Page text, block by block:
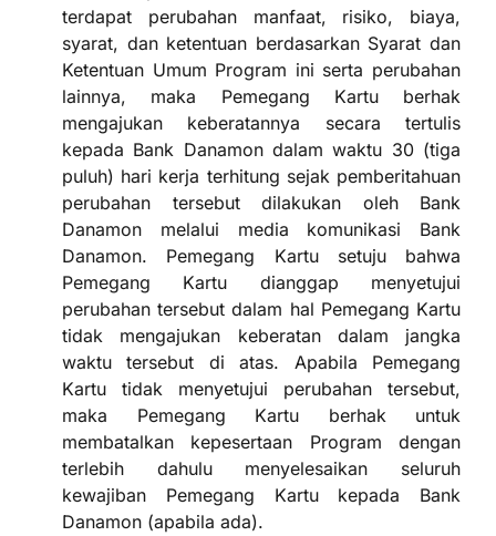
terdapat perubahan manfaat, risiko, biaya,
syarat, dan ketentuan berdasarkan Syarat dan
Ketentuan Umum Program ini serta perubahan
lainnya, maka Pemegang Kartu berhak
mengajukan keberatannya secara tertulis
kepada Bank Danamon dalam waktu 30 (tiga
puluh) hari kerja terhitung sejak pemberitahuan
perubahan tersebut dilakukan oleh Bank
Danamon melalui media komunikasi Bank
Danamon. Pemegang Kartu setuju bahwa
Pemegang Kartu dianggap menyetujui
perubahan tersebut dalam hal Pemegang Kartu
tidak mengajukan keberatan dalam jangka
waktu tersebut di atas. Apabila Pemegang
Kartu tidak menyetujui perubahan tersebut,
maka Pemegang Kartu berhak untuk
membatalkan kepesertaan Program dengan
terlebih dahulu menyelesaikan seluruh
kewajiban Pemegang Kartu kepada Bank
Danamon (apabila ada).